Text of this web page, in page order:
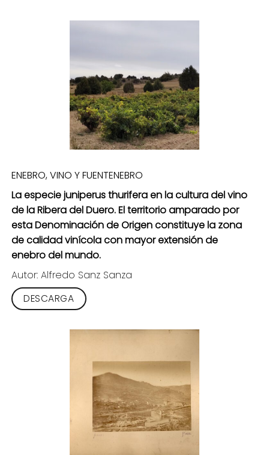
ENEBRO, VINO Y FUENTENEBRO
La especie juniperus thurifera en la cultura del vino
de la Ribera del Duero. El territorio amparado por
esta Denominación de Origen constituye la zona
de calidad vinícola con mayor extensión de
enebro del mundo.
Autor: Alfredo Sanz Sanza
DESCARGA